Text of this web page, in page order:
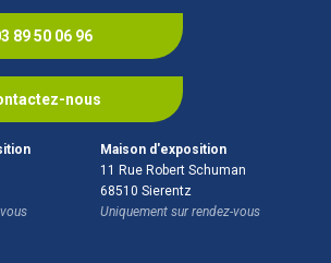
89 50 06 96
nous
Maison d'exposition
11 Rue Robert Schuman
68510 Sierentz
Uniquement sur rendez-vous